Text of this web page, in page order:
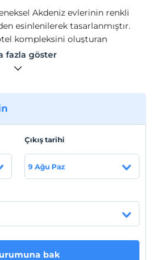
Akdeniz evlerinin renkli
esinlenilerek tasarlanmıştır.
kompleksini oluşturan
birbirinden farklı, özdeş
yansıtmaktadırlar.
konumlanmaktadır.
Adası sahilinde çam
Club Adaköy Marmaris'e
fazla göster
Çıkış tarihi
9 Ağu Paz
bak